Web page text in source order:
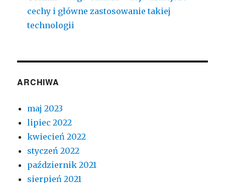
cechy i główne zastosowanie takiej
technologii
ARCHIWA
maj 2023
lipiec 2022
kwiecień 2022
styczeń 2022
październik 2021
sierpień 2021